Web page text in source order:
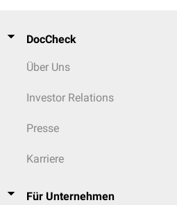
DocCheck
Über Uns
Investor Relations
Presse
Karriere
Für Unternehmen